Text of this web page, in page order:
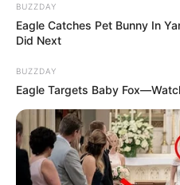
BUZZDAY
Eagle Catches Pet Bunny In
Did Next
BUZZDAY
Eagle Targets Baby